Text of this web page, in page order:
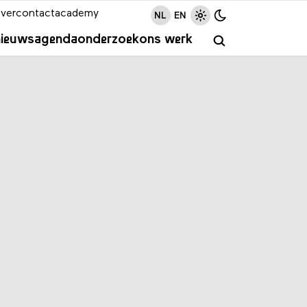
agendaonderzoekons werk
contactacademy NL EN